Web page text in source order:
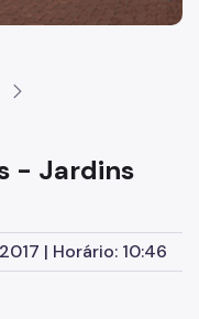
- Jardins
| Horário: 10:46